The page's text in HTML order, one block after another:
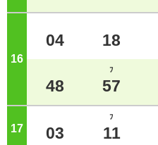
16 ジ
04 18
48
ﾌ
57
17 03
ﾌ
11